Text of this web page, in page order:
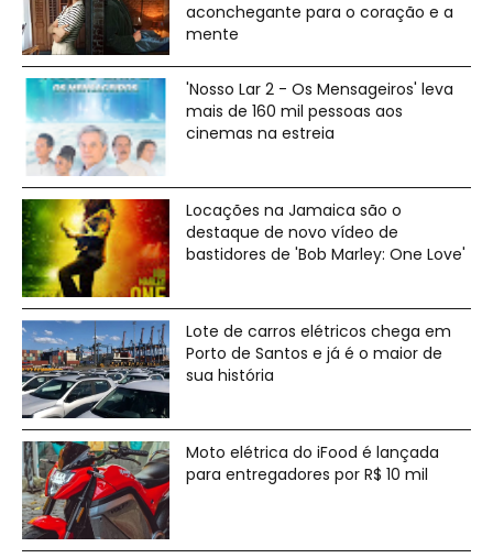
aconchegante para o coração e a
mente
'Nosso Lar 2 - Os Mensageiros' leva
mais de 160 mil pessoas aos
cinemas na estreia
Locações na Jamaica são o
destaque de novo vídeo de
bastidores de 'Bob Marley: One Love'
Lote de carros elétricos chega em
Porto de Santos e já é o maior de
sua história
Moto elétrica do iFood é lançada
para entregadores por R$ 10 mil